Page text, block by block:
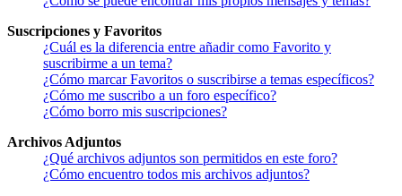
Suscripciones y Favoritos
¿Cuál es la diferencia entre añadir como Favorito y
suscribirme a un tema?
¿Cómo marcar Favoritos o suscribirse a temas específicos?
¿Cómo me suscribo a un foro específico?
¿Cómo borro mis suscripciones?
Archivos Adjuntos
¿Qué archivos adjuntos son permitidos en este foro?
¿Cómo encuentro todos mis archivos adjuntos?